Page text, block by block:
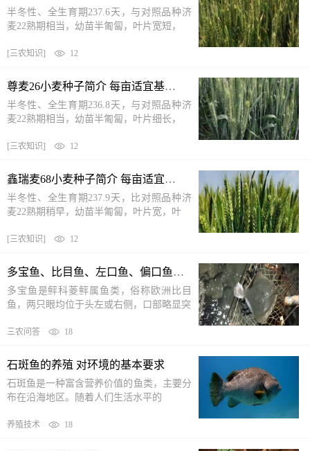
半冬性、全生育期237.6天，与对照品种济
麦22熟期相当，幼苗半匍匐，叶片宽短，
[三农知识] 12
尊麦26小麦种子简介 每亩适宜基本苗18万—22万
半冬性、全生育期236.8天，与对照品种济
麦22熟期相当，幼苗半匍匐，叶片细长，
[三农知识] 12
鑫瑞麦68小麦种子简介 每亩适宜基本苗18万左右
半冬性、全生育期237.9天，比对照品种济
麦22熟期稍早，幼苗半匍匐，叶片宽，叶
[三农知识] 12
多宝鱼、比目鱼、左口鱼、偏口鱼的区别 看如下几方面
多宝鱼是鲆科菱鲆属鱼类，俗称欧洲比目
鱼，两只眼均位于头左或右侧，口部略显突
三农问答 18
石斑鱼的养殖 对环境的基本要求
石斑鱼是一种富含营养价值的鱼类，主要分
布在沿海地区。随着人们生活水平的
养殖技术 18